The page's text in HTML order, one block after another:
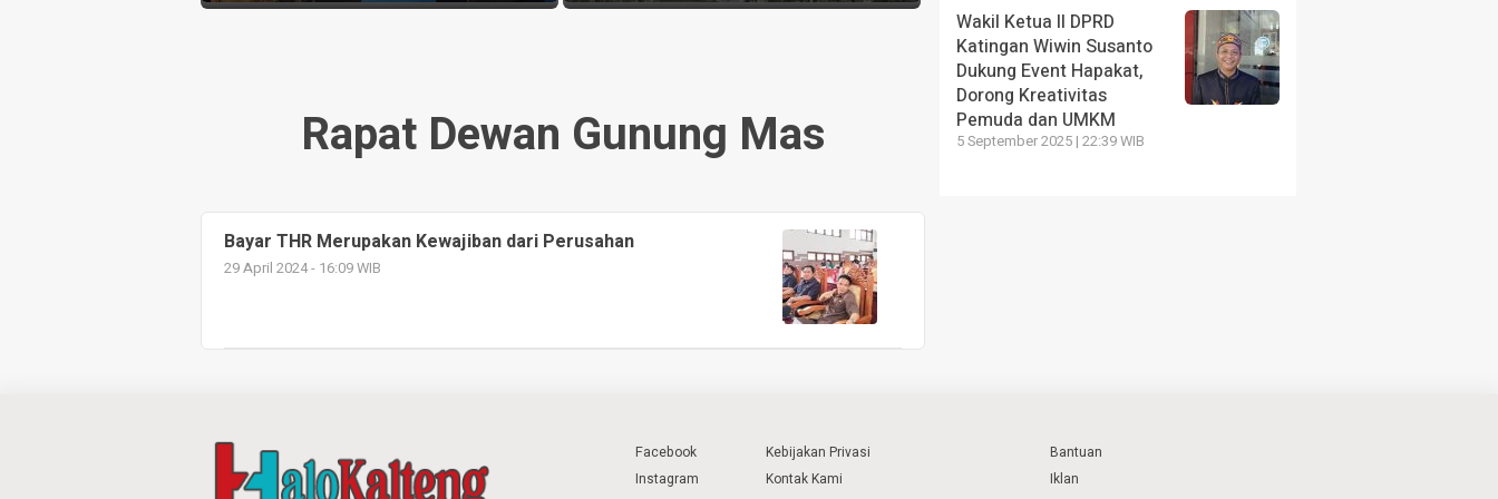
Rapat Dewan Gunung Mas
Bayar THR Merupakan Kewajiban dari Perusahan
29 April 2024 - 16:09 WIB
Wakil Ketua II DPRD
Katingan Wiwin Susanto
Dukung Event Hapakat,
Dorong Kreativitas
Pemuda dan UMKM
5 September 2025 | 22:39 WIB
Facebook
Instagram
Kebijakan Privasi
Kontak Kami
Bantuan
Iklan